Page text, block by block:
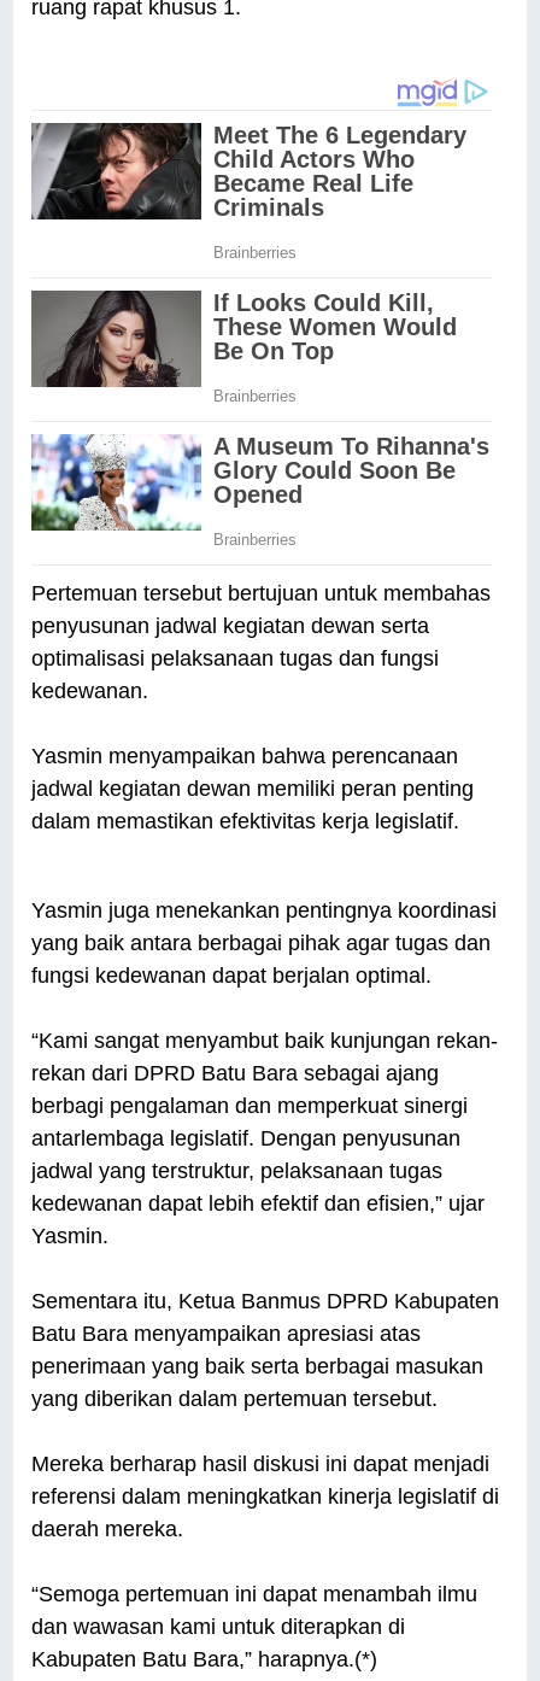
ruang rapat khusus 1.
Pertemuan tersebut bertujuan untuk membahas
penyusunan jadwal kegiatan dewan serta
optimalisasi pelaksanaan tugas dan fungsi
kedewanan.
Yasmin menyampaikan bahwa perencanaan
jadwal kegiatan dewan memiliki peran penting
dalam memastikan efektivitas kerja legislatif.
Yasmin juga menekankan pentingnya koordinasi
yang baik antara berbagai pihak agar tugas dan
fungsi kedewanan dapat berjalan optimal.
“Kami sangat menyambut baik kunjungan rekan-
rekan dari DPRD Batu Bara sebagai ajang
berbagi pengalaman dan memperkuat sinergi
antarlembaga legislatif. Dengan penyusunan
jadwal yang terstruktur, pelaksanaan tugas
kedewanan dapat lebih efektif dan efisien,” ujar
Yasmin.
Sementara itu, Ketua Banmus DPRD Kabupaten
Batu Bara menyampaikan apresiasi atas
penerimaan yang baik serta berbagai masukan
yang diberikan dalam pertemuan tersebut.
Mereka berharap hasil diskusi ini dapat menjadi
referensi dalam meningkatkan kinerja legislatif di
daerah mereka.
“Semoga pertemuan ini dapat menambah ilmu
dan wawasan kami untuk diterapkan di
Kabupaten Batu Bara,” harapnya.(*)